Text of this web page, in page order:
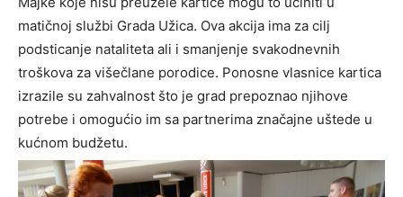
matičnoj službi Grada Užica. Ova akcija ima za cilj
podsticanje nataliteta ali i smanjenje svakodnevnih
troškova za višečlane porodice. Ponosne vlasnice kartica
izrazile su zahvalnost što je grad prepoznao njihove
potrebe i omogućio im sa partnerima značajne uštede u
kućnom budžetu.